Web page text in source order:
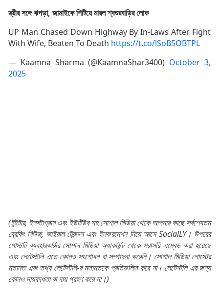
স্ত্রীর সঙ্গে ঝগড়া, জামাইকে পিটিয়ে মারল শ্বশুরবাড়ির লোক
UP Man Chased Down Highway By In-Laws After Fight
With Wife, Beaten To Death https://t.co/lSoB5OBTPL
— Kaamna Sharma (@KaamnaShar3400) October 3,
2025
(টুইটার, ইনস্টাগ্রাম এবং ইউটিউব সহ সোশাল মিডিয়া থেকে আপনার কাছে সর্বশেষতম
ব্রেকিং নিউজ, ভাইরাল ট্রেন্ডস এবং ইনফরমেশন নিয়ে আসে SocialLY। উপরের
পোস্টটি ব্যবহারকারীর সোশাল মিডিয়া অ্যাকাউন্ট থেকে সরাসরি এম্বেড করা হয়েছে
এবং লেটেস্টলি এতে কোনও সংশোধন বা সম্পাদনা করেনি। সোশাল মিডিয়া পোস্টের
মতামত এবং তথ্য লেটেস্টলি-র মতামতকে প্রতিফলিত করে না। লেটেস্টলি এর জন্য
কোনও দায়বদ্ধতা বা দায় গ্রহণ করে না।)